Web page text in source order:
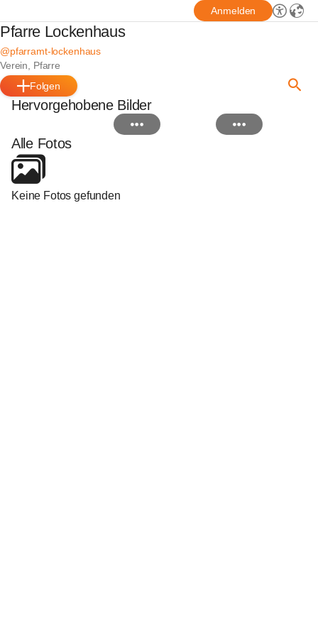
Anmelden
Pfarre Lockenhaus
@pfarramt-lockenhaus
Verein, Pfarre
Folgen
Hervorgehobene Bilder
Alle Fotos
Keine Fotos gefunden